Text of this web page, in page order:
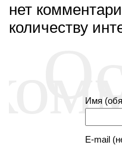
нет
количеству
Имя
E-mail